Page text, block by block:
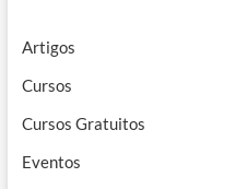
Artigos
Cursos
Cursos Gratuitos
Eventos